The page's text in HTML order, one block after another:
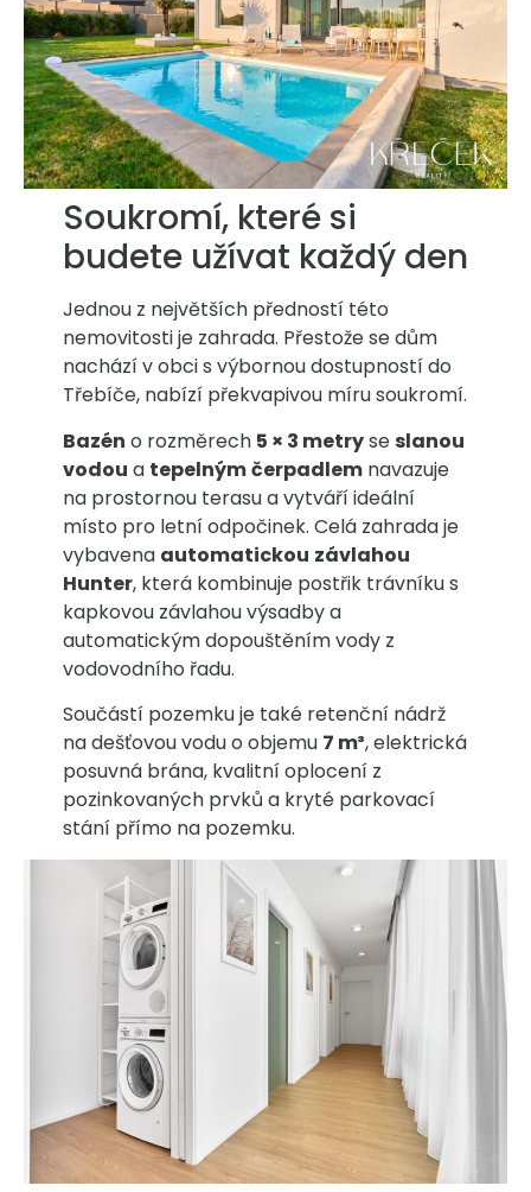
Soukromí, které si
budete užívat každý den
Jednou z největších předností této
nemovitosti je zahrada. Přestože se dům
nachází v obci s výbornou dostupností do
Třebíče, nabízí překvapivou míru soukromí.
Bazén o rozměrech 5 × 3 metryse slanou
vodou a tepelnýmčerpadlemnavazuje
na prostornou terasu a vytváří ideální
místo pro letní odpočinek. Celá zahrada je
vybavena automatickou závlahou
Hunter, která kombinuje postřik trávníku s
kapkovou závlahou výsadby a
automatickým dopouštěním vody z
vodovodního řadu.
Součástí pozemku je také retenční nádrž
na dešťovou vodu o objemu 7 m³, elektrická
posuvná brána, kvalitní oplocení z
pozinkovaných prvků a kryté parkovací
stání přímo na pozemku.